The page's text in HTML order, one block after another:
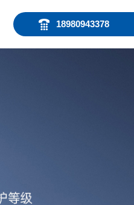
18980943378